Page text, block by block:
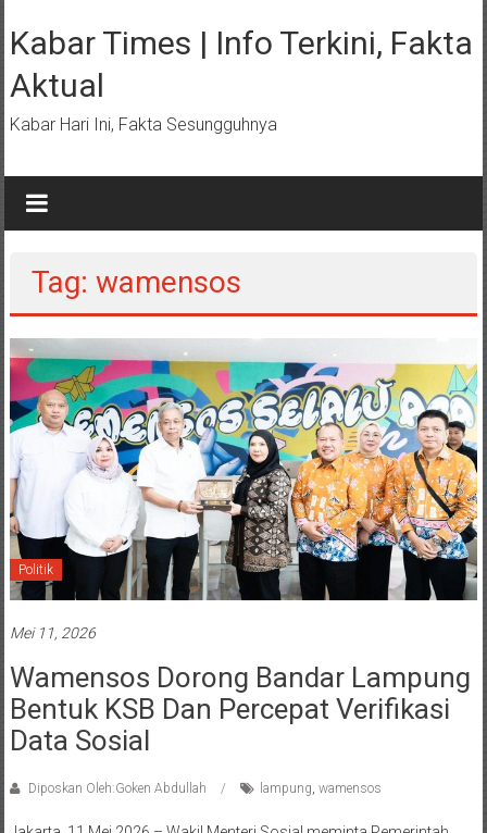
ke
konten
Kabar Times | Info Terkini, Fakta
Aktual
Kabar Hari Ini, Fakta Sesungguhnya
Tag: wamensos
Politik
Mei 11, 2026
Wamensos Dorong Bandar Lampung
Bentuk KSB Dan Percepat Verifikasi
Data Sosial
Diposkan Oleh:Goken Abdullah lampung, wamensos